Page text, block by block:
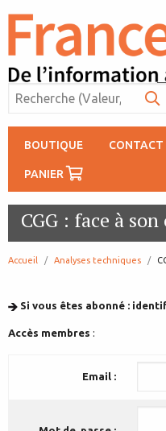
BOUTIQUE CONTACT
PANIER
CGG : face à
Accueil Analyses techniques
Si vous êtes abonné :
Accès membres :
Email :